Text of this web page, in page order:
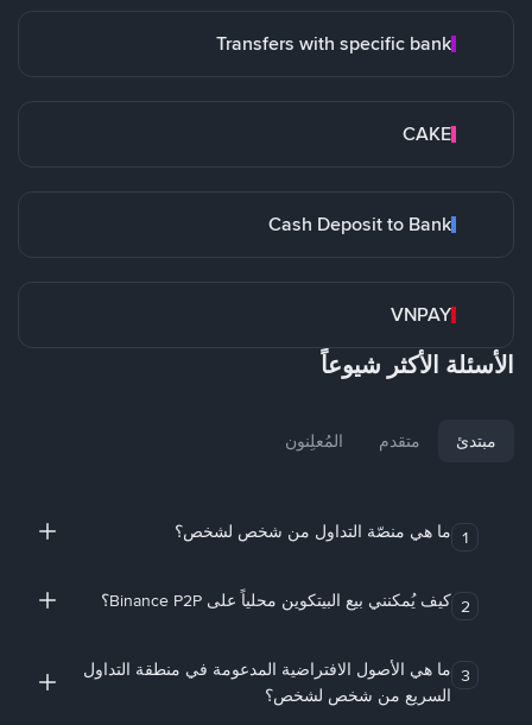
Transfers with specific bank
CAKE
Cash Deposit to Bank
VNPAY
الأسئلة الأكثر شيوعاً
مبتدئ متقدم المُعلِنون
1 ما هي منصّة التداول من شخص لشخص؟
2 كيف يُمكنني بيع البيتكوين محلياً على Binance P2P؟
3 ما هي الأصول الافتراضية المدعومة في منطقة التداول
السريع من شخص لشخص؟